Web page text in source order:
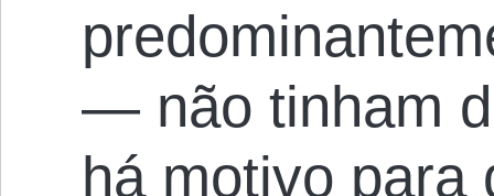
— não tinham
há motivo para